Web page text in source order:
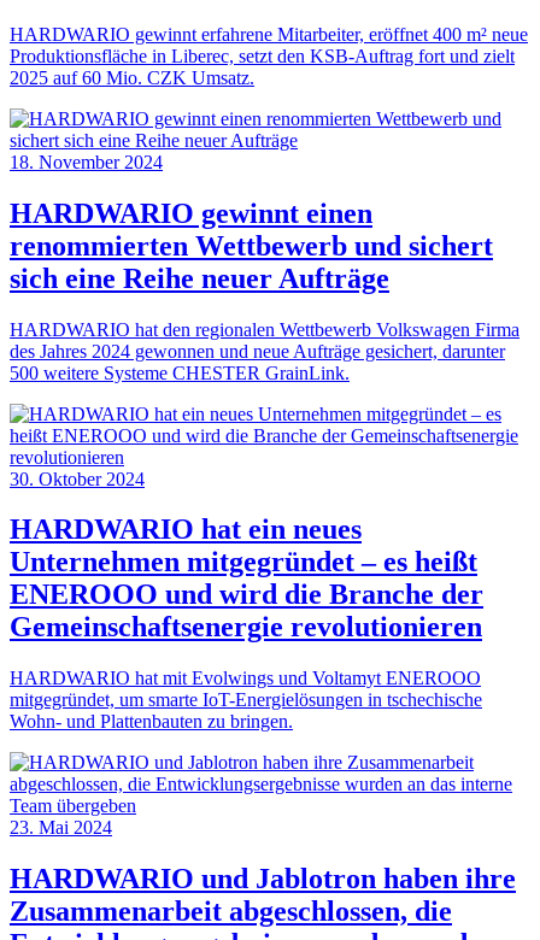
HARDWARIO gewinnt erfahrene Mitarbeiter, eröffnet 400 m² neue
Produktionsfläche in Liberec, setzt den KSB-Auftrag fort und zielt
2025 auf 60 Mio. CZK Umsatz.
18. November 2024
HARDWARIO gewinnt einen
renommierten Wettbewerb und sichert
sich eine Reihe neuer Aufträge
HARDWARIO hat den regionalen Wettbewerb Volkswagen Firma
des Jahres 2024 gewonnen und neue Aufträge gesichert, darunter
500 weitere Systeme CHESTER GrainLink.
30. Oktober 2024
HARDWARIO hat ein neues
Unternehmen mitgegründet – es heißt
ENEROOO und wird die Branche der
Gemeinschaftsenergie revolutionieren
HARDWARIO hat mit Evolwings und Voltamyt ENEROOO
mitgegründet, um smarte IoT-Energielösungen in tschechische
Wohn- und Plattenbauten zu bringen.
23. Mai 2024
HARDWARIO und Jablotron haben ihre
Zusammenarbeit abgeschlossen, die